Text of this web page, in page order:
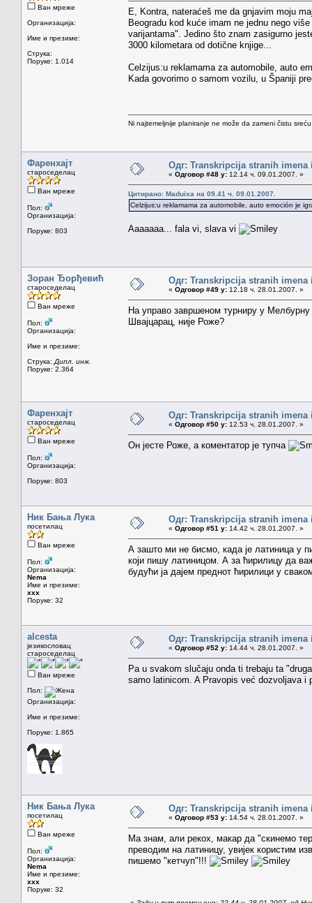
Ван мреже
Организација:
Име и презиме:
Струка:
Поруке: 1.014
E, Kontra, nateraćeš me da gnjavim moju
Beogradu kod kuće imam ne jednu nego
varijantama". Jedino što znam zasigurno
3000 kilometara od dotične knjige...
Celzijus:u reklamama za automobile, auto
Kada govorimo o samom vozilu, u Španiji
Ni najtemeljnije planiranje ne može da zameni čistu
Фаренхајт
староседелац
Ван мреже
Пол:
Организација:
Поруке: 803
Одг: Transkripcija stranih imena
« Одговор #48 у: 12.14 ч. 09.01.2007. »
Цитирано: Maduixa на 09.41 ч. 09.01.2007.
Celzijus:u reklamama za automobile, auto emoción je
Aaaaaaa... fala vi, slava vi
Зоран Ђорђевић
староседелац
Ван мреже
Пол:
Организација:
Име и презиме:
Струка: Дипл. инж.
Поруке: 2.364
Одг: Transkripcija stranih imena
« Одговор #49 у: 12.18 ч. 28.01.2007. »
На управо завршеном турниру у
Швајцарац, није Роже?
Фаренхајт
староседелац
Ван мреже
Пол:
Организација:
Поруке: 803
Одг: Transkripcija stranih imena
« Одговор #50 у: 12.53 ч. 28.01.2007. »
Он јесте Роже, а коментатор је тупча
Ник Бања Лука
посетилац
Ван мреже
Пол:
Организација:
Nema
Име и презиме:
xxx
Поруке: 32
Одг: Transkripcija stranih imena
« Одговор #51 у: 14.42 ч. 28.01.2007. »
А зашто ми не бисмо, када је латиница у
који пишу латиницом. А за ћирилицу да
будући ја дајем преднот ћирилици у
alcesta
језикословац
староседелац
Ван мреже
Пол:
Организација:
Име и презиме:
Поруке: 1.865
Одг: Transkripcija stranih imena
« Одговор #52 у: 14.44 ч. 28.01.2007. »
Pa u svakom slučaju onda ti trebaju ta
samo latinicom. A Pravopis već dozvoljava
Ник Бања Лука
посетилац
Ван мреже
Пол:
Организација:
Nema
Име и презиме:
xxx
Поруке: 32
Одг: Transkripcija stranih imena
« Одговор #53 у: 14.54 ч. 28.01.2007. »
Ма знам, али рекох, макар да "скинемо
преводим на латиницу, увијек користим
пишемо "кетчуп"!!!